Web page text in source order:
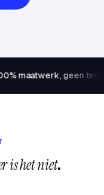
maatwerk, geen
is het niet.